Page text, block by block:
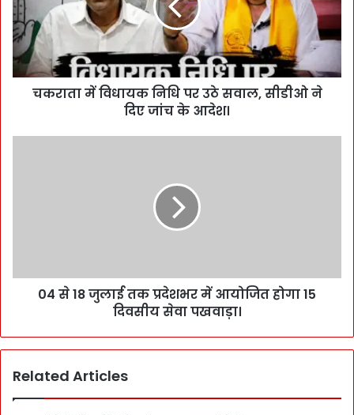
चकराता में विधायक निधि पर उठे सवाल, सीडीओ ने
दिए जांच के आदेश।
04 से 18 जुलाई तक प्रदेशभर में आयोजित होगा 15
दिवसीय सेवा पखवाड़ा।
Related Articles